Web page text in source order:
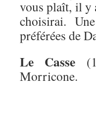
vous plaît, il y
choisirai.
préférées de
Le Casse
Morricone.